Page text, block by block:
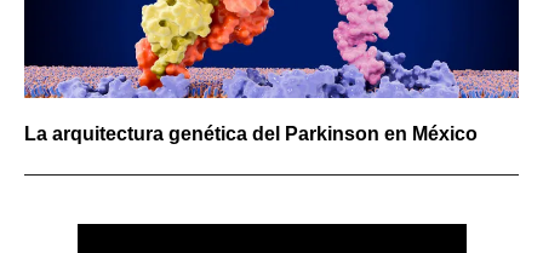
La arquitectura genética del Parkinson en México